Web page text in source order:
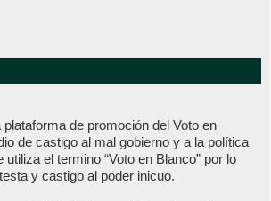
de promoción del Voto en
de castigo al mal gobierno y a la política
el termino “Voto en Blanco” por lo
y castigo al poder inicuo.